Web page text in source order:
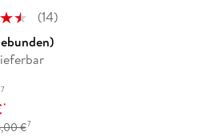
(14)
7
*
€7